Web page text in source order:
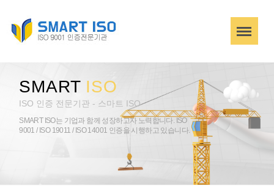
SMART ISO
ISO 인증 전문기관 - 스마트 ISO
SMART ISO는 기업과 함께 성장하고자 노력합니다. ISO
9001 / ISO 19011 / ISO 14001 인증을 시행하고 있습니다.